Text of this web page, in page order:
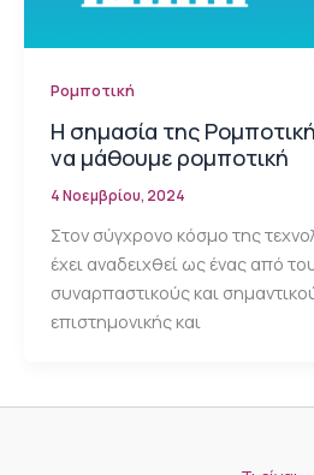
Ρομποτική
Η σημασία της
να μάθουμε ρομποτική
4 Νοεμβρίου, 2024
Στον σύγχρονο κόσμο της
έχει αναδειχθεί ως ένας από
συναρπαστικούς και
επιστημονικής και